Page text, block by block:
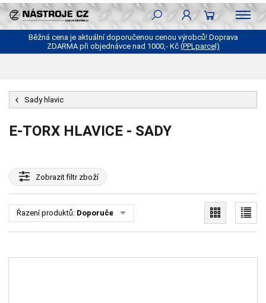
Běžná cena je aktuální doporučenou cenou výrobců! Doprava
ZDARMA při objednávce nad 1000,- Kč (PPLparcel)
Sady hlavic
E-TORX HLAVICE - SADY
Zobrazitfiltr zboží
Řazení produktů: Doporučené